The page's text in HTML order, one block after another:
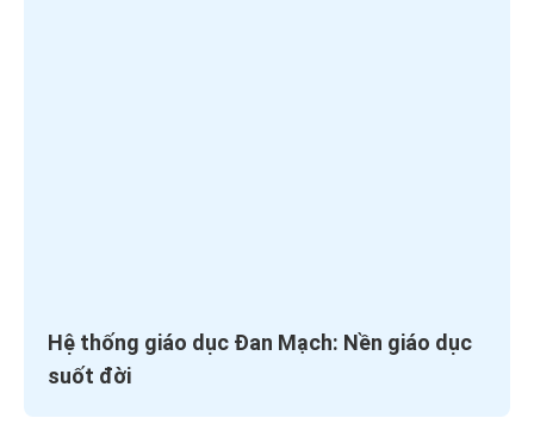
Hệ thống giáo dục Đan Mạch: Nền giáo dục
suốt đời